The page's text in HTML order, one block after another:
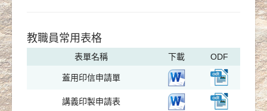
教職員常用表格
表單名稱 下載 ODF
蓋用印信申請單
講義印製申請表